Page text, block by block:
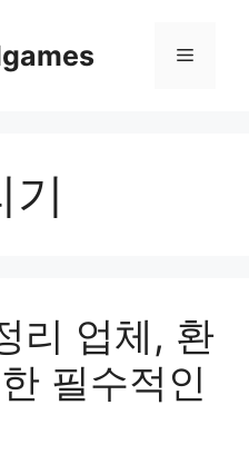
Menu
기
리 업체, 환
필수적인